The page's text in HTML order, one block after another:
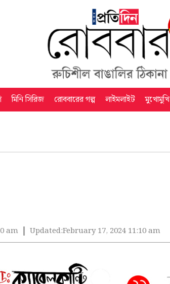
মিনি সিরিজ রোববারের গল্প লাইমলাইট মুখোমুখি
am Updated:February 17, 2024 11:10 am